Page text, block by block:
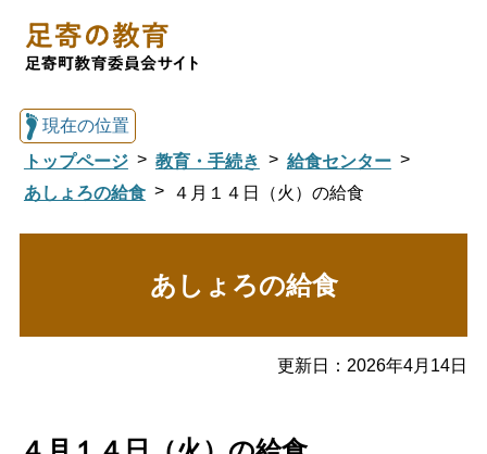
現在の位置
トップページ
教育・手続き
給食センター
あしょろの給食
４月１４日（火）の給食
あしょろの給食
更新日： 2026年4月14日